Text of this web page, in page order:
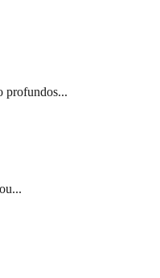
profundos...